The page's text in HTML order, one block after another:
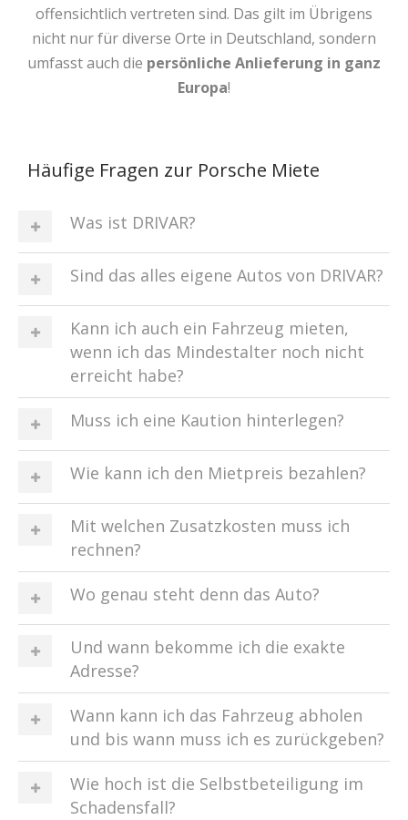
offensichtlich vertreten sind. Das gilt im Übrigens
nicht nur für diverse Orte in Deutschland, sondern
umfasst auch die persönliche Anlieferung in ganz
Europa!
Häufige Fragen zur Porsche Miete
Was ist DRIVAR?
Sind das alles eigene Autos von DRIVAR?
Kann ich auch ein Fahrzeug mieten,
wenn ich das Mindestalter noch nicht
erreicht habe?
Muss ich eine Kaution hinterlegen?
Wie kann ich den Mietpreis bezahlen?
Mit welchen Zusatzkosten muss ich
rechnen?
Wo genau steht denn das Auto?
Und wann bekomme ich die exakte
Adresse?
Wann kann ich das Fahrzeug abholen
und bis wann muss ich es zurückgeben?
Wie hoch ist die Selbstbeteiligung im
Schadensfall?